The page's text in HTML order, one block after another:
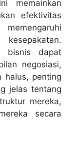
memainkan
efektivitas
bisnis dapat
negosiasi,
halus, penting
jelas tentang
mereka,
secara